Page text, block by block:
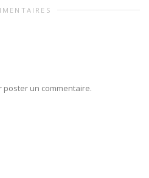
un commentaire.